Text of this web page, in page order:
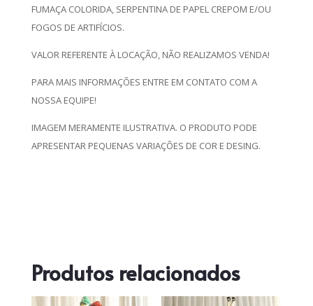
FUMAÇA COLORIDA, SERPENTINA DE PAPEL CREPOM E/OU
FOGOS DE ARTIFÍCIOS.
VALOR REFERENTE À LOCAÇÃO, NÃO REALIZAMOS VENDA!
PARA MAIS INFORMAÇÕES ENTRE EM CONTATO COM A
NOSSA EQUIPE!
IMAGEM MERAMENTE ILUSTRATIVA. O PRODUTO PODE
APRESENTAR PEQUENAS VARIAÇÕES DE COR E DESING.
Produtos relacionados